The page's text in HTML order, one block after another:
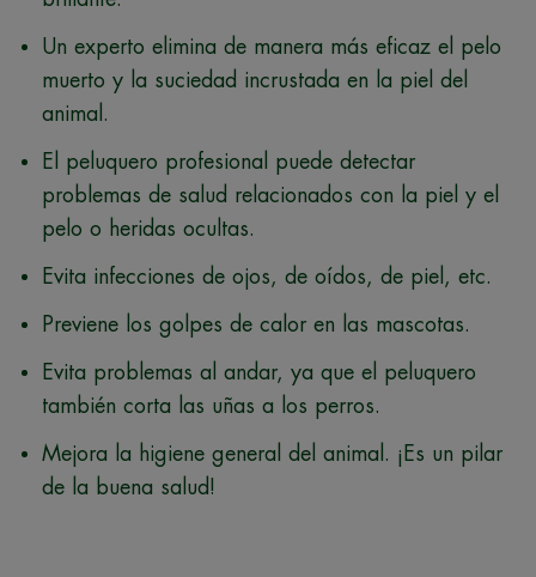
Un experto elimina de manera más eficaz el pelo
muerto y la suciedad incrustada en la piel del
animal.
El peluquero profesional puede detectar
problemas de salud relacionados con la piel y el
pelo o heridas ocultas.
Evita infecciones de ojos, de oídos, de piel, etc.
Previene los golpes de calor en las mascotas.
Evita problemas al andar, ya que el peluquero
también corta las uñas a los perros.
Mejora la higiene general del animal. ¡Es un pilar
de la buena salud!